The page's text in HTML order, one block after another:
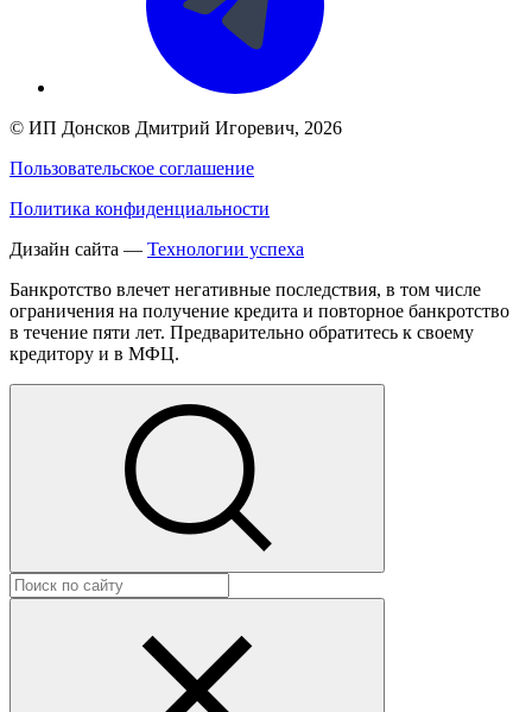
© ИП Донсков Дмитрий Игоревич, 2026
Пользовательское соглашение
Политика конфиденциальности
Дизайн сайта — Технологии успеха
Банкротство влечет негативные последствия, в том числе
ограничения на получение кредита и повторное банкротство
в течение пяти лет. Предварительно обратитесь к своему
кредитору и в МФЦ.